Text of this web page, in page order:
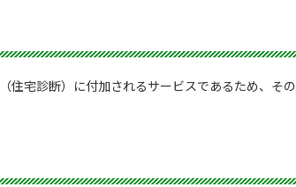
住宅診断）に付加されるサービスであるため、その